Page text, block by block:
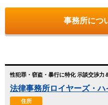
事務所につ
性犯罪・窃盗・暴行に特化 示談交渉力
法律事務所ロイヤーズ・ハ
住所